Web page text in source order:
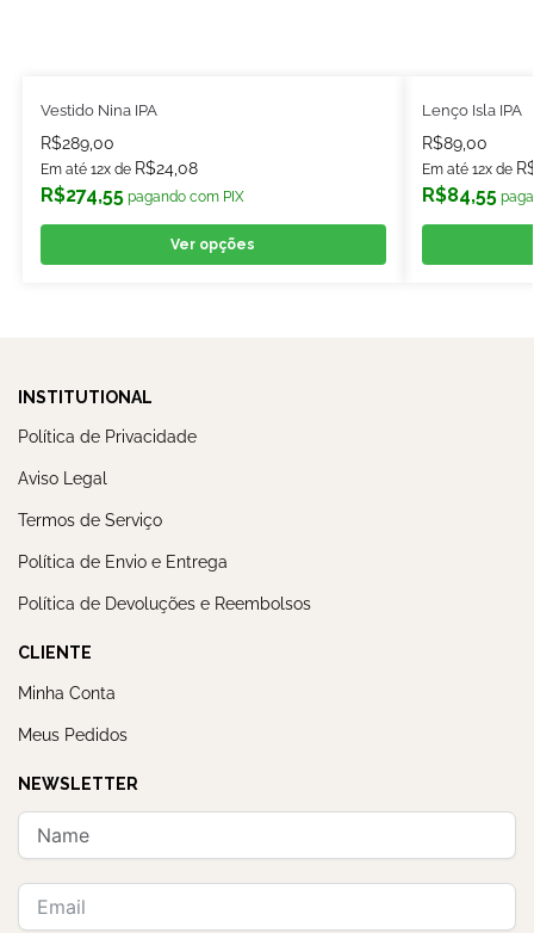
Vestido Nina IPA
R$289,00
Em até 12x de R$24,08
R$274,55 pagando com PIX
Ver opções
Lenço Isla IPA
R$89,00
Em até 12x de
R$84,55
INSTITUTIONAL
Política de Privacidade
Aviso Legal
Termos de Serviço
Política de Envio e Entrega
Política de Devoluções e Reembolsos
CLIENTE
Minha Conta
Meus Pedidos
NEWSLETTER